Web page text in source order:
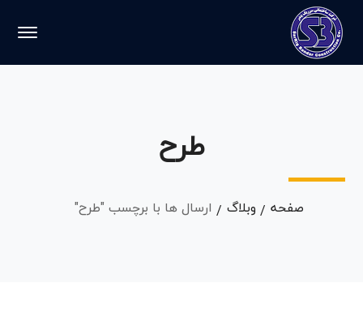
طرح
صفحه وبلاگ ارسال ها با برچسب "طرح"